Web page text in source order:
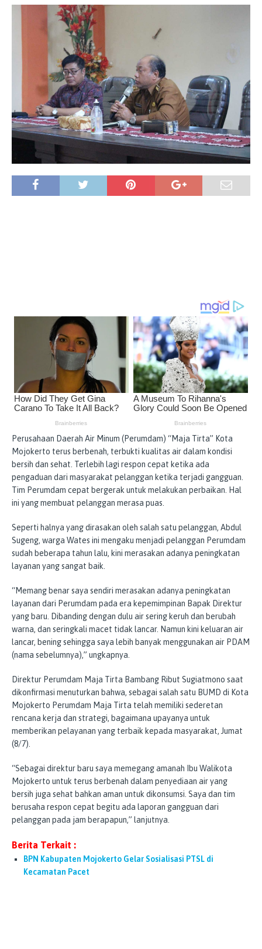
Perusahaan Daerah Air Minum (Perumdam) “Maja Tirta” Kota
Mojokerto terus berbenah, terbukti kualitas air dalam kondisi
bersih dan sehat. Terlebih lagi respon cepat ketika ada
pengaduan dari masyarakat pelanggan ketika terjadi gangguan.
Tim Perumdam cepat bergerak untuk melakukan perbaikan. Hal
ini yang membuat pelanggan merasa puas.
Seperti halnya yang dirasakan oleh salah satu pelanggan, Abdul
Sugeng, warga Wates ini mengaku menjadi pelanggan Perumdam
sudah beberapa tahun lalu, kini merasakan adanya peningkatan
layanan yang sangat baik.
“Memang benar saya sendiri merasakan adanya peningkatan
layanan dari Perumdam pada era kepemimpinan Bapak Direktur
yang baru. Dibanding dengan dulu air sering keruh dan berubah
warna, dan seringkali macet tidak lancar. Namun kini keluaran air
lancar, bening sehingga saya lebih banyak menggunakan air PDAM
(nama sebelumnya),” ungkapnya.
Direktur Perumdam Maja Tirta Bambang Ribut Sugiatmono saat
dikonfirmasi menuturkan bahwa, sebagai salah satu BUMD di Kota
Mojokerto Perumdam Maja Tirta telah memiliki sederetan
rencana kerja dan strategi, bagaimana upayanya untuk
memberikan pelayanan yang terbaik kepada masyarakat, Jumat
(8/7).
“Sebagai direktur baru saya memegang amanah Ibu Walikota
Mojokerto untuk terus berbenah dalam penyediaan air yang
bersih juga sehat bahkan aman untuk dikonsumsi. Saya dan tim
berusaha respon cepat begitu ada laporan gangguan dari
pelanggan pada jam berapapun,” lanjutnya.
Berita Terkait :
BPN Kabupaten Mojokerto Gelar Sosialisasi PTSL di
Kecamatan Pacet